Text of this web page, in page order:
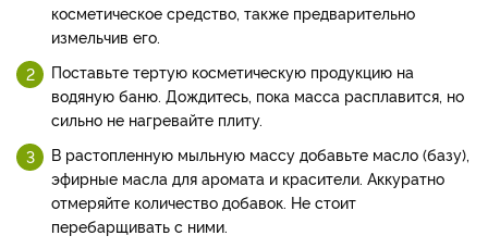
косметическое средство, также предварительно
измельчив его.
Поставьте тертую косметическую продукцию на
водяную баню. Дождитесь, пока масса расплавится, но
сильно не нагревайте плиту.
В растопленную мыльную массу добавьте масло (базу),
эфирные масла для аромата и красители. Аккуратно
отмеряйте количество добавок. Не стоит
перебарщивать с ними.